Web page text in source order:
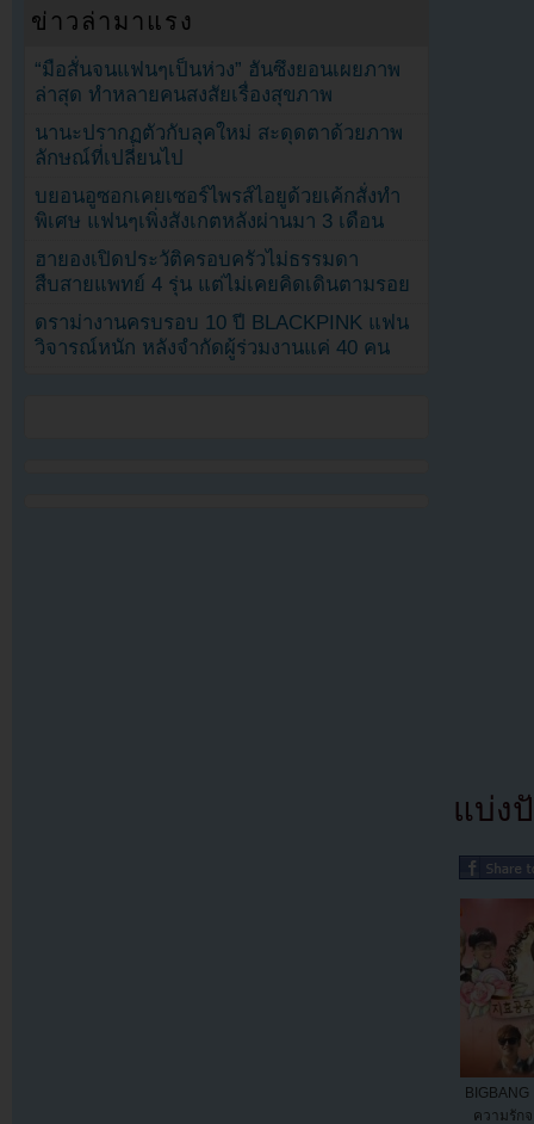
แบ่ง
ความรัก
ข่าวล่ามาแรง
“มือสั่นจนแฟนๆเป็นห่วง” ฮันซึงยอนเผยภาพ
ล่าสุด ทำหลายคนสงสัยเรื่องสุขภาพ
นานะปรากฏตัวกับลุคใหม่ สะดุดตาด้วยภาพ
ลักษณ์ที่เปลี่ยนไป
บยอนอูซอกเคยเซอร์ไพรส์ไอยูด้วยเค้กสั่งทำ
พิเศษ แฟนๆเพิ่งสังเกตหลังผ่านมา 3 เดือน
ฮายองเปิดประวัติครอบครัวไม่ธรรมดา
สืบสายแพทย์ 4 รุ่น แต่ไม่เคยคิดเดินตามรอย
ดราม่างานครบรอบ 10 ปี BLACKPINK แฟน
วิจารณ์หนัก หลังจำกัดผู้ร่วมงานแค่ 40 คน